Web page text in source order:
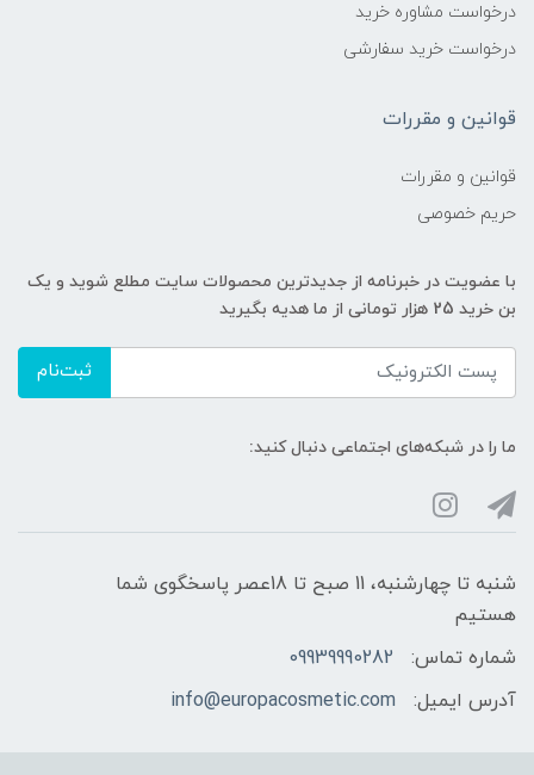
درخواست مشاوره خرید
درخواست خرید سفارشی
قوانین و مقررات
قوانین و مقررات
حریم خصوصی
با عضویت در خبرنامه از جدیدترین محصولات سایت مطلع شوید و یک
بن خرید 25 هزار تومانی از ما هدیه بگیرید
ثبت‌نام
ما را در شبکه‌های اجتماعی دنبال کنید:
شنبه تا چهارشنبه، 11 صبح تا 18عصر پاسخگوی شما
هستیم
شماره تماس:
09939990282
آدرس ایمیل:
info@europacosmetic.com